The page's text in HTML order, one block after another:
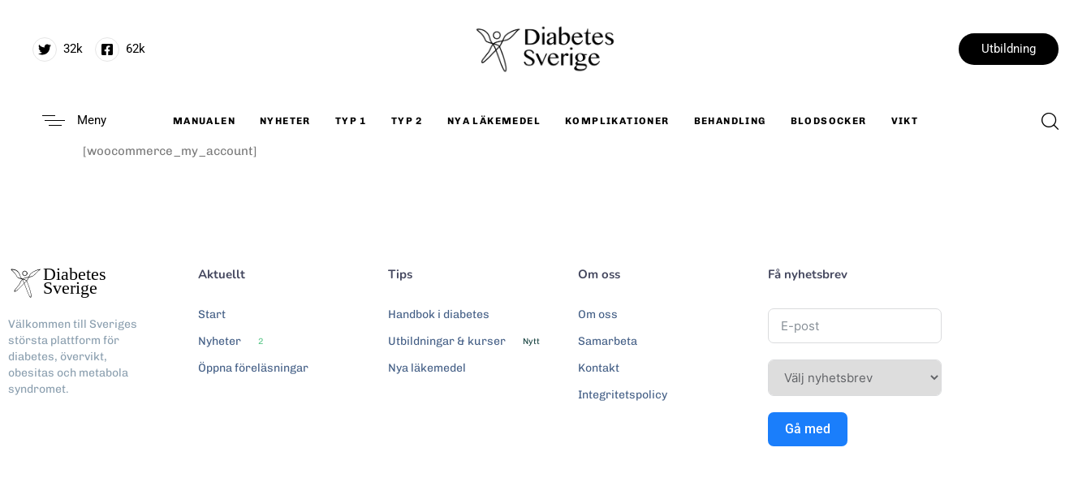
32k 62k Utbildning
Meny MANUALEN NYHETER TYP 1 TYP 2 NYA LÄKEMEDEL KOMPLIKATIONER BEHANDLING BLODSOCKER VIKT
[woocommerce_my_account]
Välkommen till Sveriges
största plattform för
diabetes, övervikt,
obesitas och metabola
syndromet.
Aktuellt
Start
Nyheter
2
Öppna föreläsningar
Tips
Handbok i diabetes
Utbildningar & kurser
Nytt
Nya läkemedel
Om oss
Om oss
Samarbeta
Kontakt
Integritetspolicy
Få nyhetsbrev
Gå med